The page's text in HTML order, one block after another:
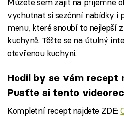
Můžete sem zajít na příjemné
vychutnat si sezónní nabídky i
menu, které snoubí to nejlepší
kuchyně. Těšte se na útulný
otevřenou kuchyni.
Hodil by se vám recept
Pusťte si tento
Kompletní recept najdete ZDE: